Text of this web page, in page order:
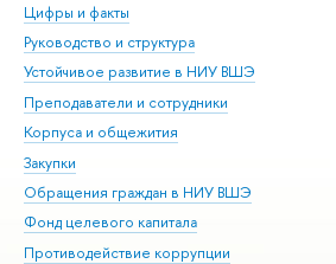
Цифры и факты
Руководство и структура
Устойчивое развитие в НИУ ВШЭ
Преподаватели и сотрудники
Корпуса и общежития
Закупки
Обращения граждан в НИУ ВШЭ
Фонд целевого капитала
Противодействие коррупции